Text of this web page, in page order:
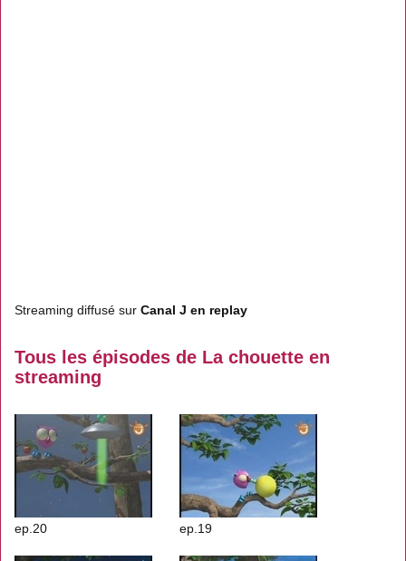
Streaming diffusé sur Canal J en replay
Tous les épisodes de La chouette en
streaming
ep.20 ep.19